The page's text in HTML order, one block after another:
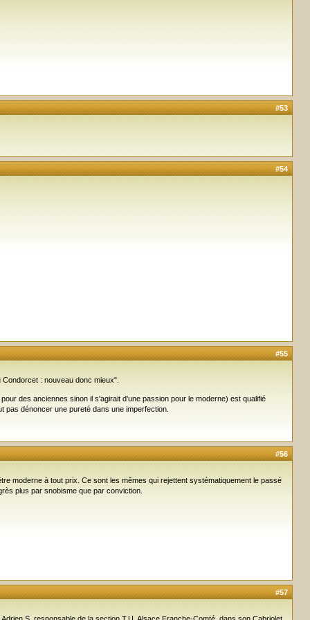
#53
#54
#55
: nouveau donc mieux".
des anciennes sinon il s'agirait d'une passion pour le moderne) est qualifié
pas dénoncer une pureté dans une imperfection.
#56
moderne à tout prix. Ce sont les mêmes qui rejettent systématiquement le passé
plus par snobisme que par conviction.
#57